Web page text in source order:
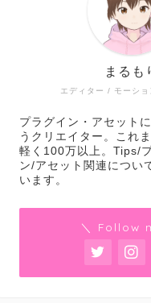
エディター / モーショ
まるも
プラグイン・アセット
うクリエイター。これ
軽く100万以上。Tips/
ン/アセット関連につい
います。
＼ Follow